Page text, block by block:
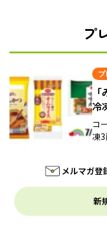
プ
冷
コ
凍3
メルマガ登
新